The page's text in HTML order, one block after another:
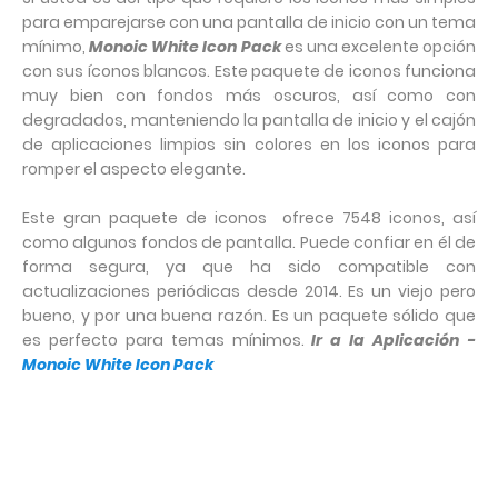
para emparejarse con una pantalla de inicio con un tema
mínimo,Monoic White Icon Packes una excelente opción
con sus íconos blancos. Este paquete de iconos funciona
muy bien con fondos más oscuros, así como con
degradados, manteniendo la pantalla de inicio y el cajón
de aplicaciones limpios sin colores en los iconos para
romper el aspecto elegante.
Este gran paquete de iconos ofrece 7548 iconos, así
como algunos fondos de pantalla. Puede confiar en él de
forma segura, ya que ha sido compatible con
actualizaciones periódicas desde 2014. Es un viejo pero
bueno, y por una buena razón. Es un paquete sólido que
es perfecto para temas mínimos. Ir a la Aplicación -
Monoic White Icon Pack